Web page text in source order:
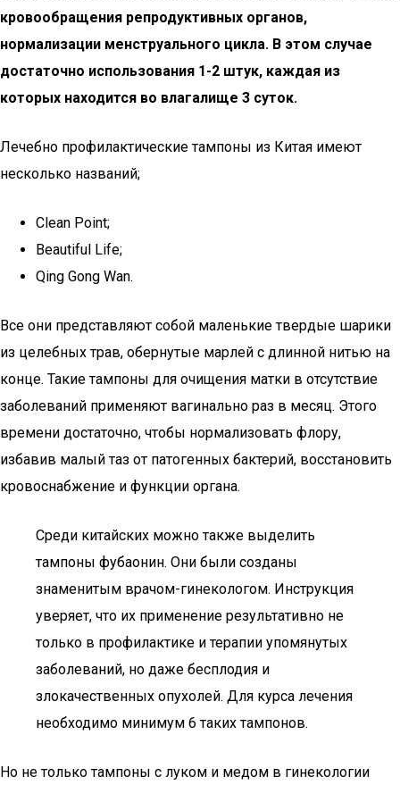
кровообращения репродуктивных органов,
нормализации менструального цикла. В этом случае
достаточно использования 1-2 штук, каждая из
которых находится во влагалище 3 суток.
Лечебно профилактические тампоны из Китая имеют
несколько названий;
Clean Point;
Beautiful Life;
Qing Gong Wan.
Все они представляют собой маленькие твердые шарики
из целебных трав, обернутые марлей с длинной нитью на
конце. Такие тампоны для очищения матки в отсутствие
заболеваний применяют вагинально раз в месяц. Этого
времени достаточно, чтобы нормализовать флору,
избавив малый таз от патогенных бактерий, восстановить
кровоснабжение и функции органа.
Среди китайских можно также выделить
тампоны фубаонин. Они были созданы
знаменитым врачом-гинекологом. Инструкция
уверяет, что их применение результативно не
только в профилактике и терапии упомянутых
заболеваний, но даже бесплодия и
злокачественных опухолей. Для курса лечения
необходимо минимум 6 таких тампонов.
Но не только тампоны с луком и медом в гинекологии